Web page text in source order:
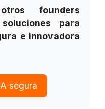
founders
para
e innovadora
segura